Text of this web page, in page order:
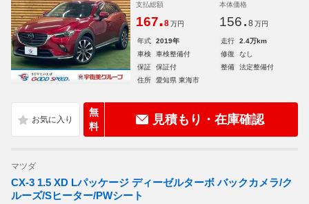
支払総額
167.8 万円
本体価格
156. 8 万円
年式 2019年 走行
2.4万km
車検
車検整備付 修復
なし
保証
保証付 整備
法定整備付
住所
愛知県 東海市
無
料
見積もり・在庫確認
マツダ
CX-3 1.5 XD Lパッケージ ディーゼルターボ バックカメラ/ク
ルーズ/Sヒーター/PWシート